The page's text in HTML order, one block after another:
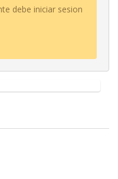
debe iniciar sesion